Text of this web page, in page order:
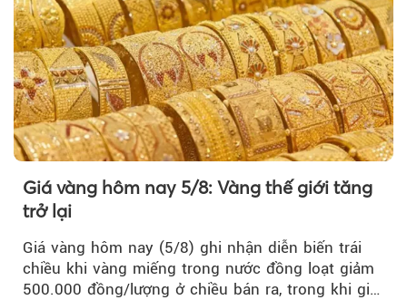
Giá vàng hôm nay 5/8: Vàng thế giới tăng
trở lại
Giá vàng hôm nay (5/8) ghi nhận diễn biến trái
chiều khi vàng miếng trong nước đồng loạt giảm
500.000 đồng/lượng ở chiều bán ra, trong khi giá